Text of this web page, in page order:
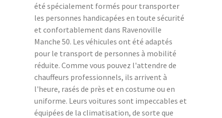
été spécialement formés pour transporter
les personnes handicapées en toute sécurité
et confortablement dans Ravenoville
Manche 50. Les véhicules ont été adaptés
pour le transport de personnes à mobilité
réduite. Comme vous pouvez l'attendre de
chauffeurs professionnels, ils arrivent à
l'heure, rasés de près et en costume ou en
uniforme. Leurs voitures sont impeccables et
équipées de la climatisation, de sorte que